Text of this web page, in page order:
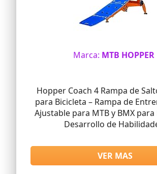
Marca: MTB HOPPER
Hopper Coach 4 Rampa de
para Bicicleta – Rampa de
Ajustable para MTB y BMX para
Desarrollo de
VER MAS